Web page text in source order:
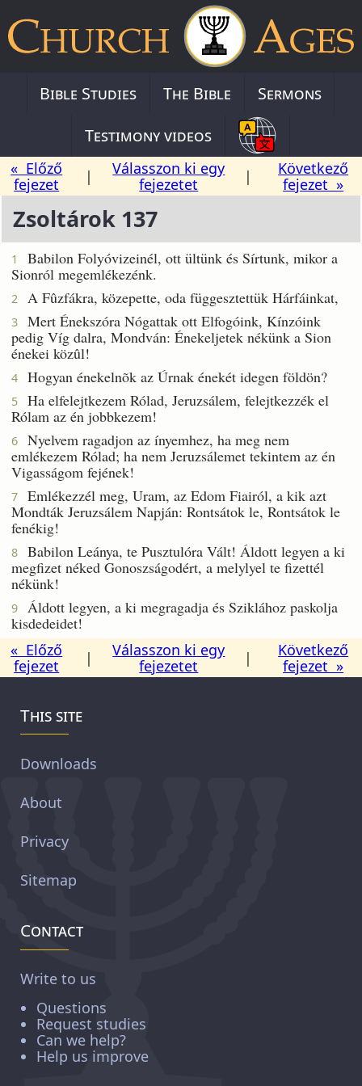
Bible Studies The Bible
Sermons
Testimony videos
« Előző
fejezet
|
Válasszon ki egy
fejezetet
|
Következő
fejezet »
Zsoltárok 137
1
Babilon Folyóvizeinél, ott ültünk és Sírtunk, mikor a
Sionról megemlékezénk.
2 A Fûzfákra, közepette, oda függesztettük Hárfáinkat,
3
Mert Énekszóra Nógattak ott Elfogóink, Kínzóink
pedig Víg dalra, Mondván: Énekeljetek nékünk a Sion
énekei közûl!
4 Hogyan énekelnõk az Úrnak énekét idegen földön?
5
Ha elfelejtkezem Rólad, Jeruzsálem, felejtkezzék el
Rólam az én jobbkezem!
6
Nyelvem ragadjon az ínyemhez, ha meg nem
emlékezem Rólad; ha nem Jeruzsálemet tekintem az én
Vigasságom fejének!
7
Emlékezzél meg, Uram, az Edom Fiairól, a kik azt
Mondták Jeruzsálem Napján: Rontsátok le, Rontsátok le
fenékig!
8
Babilon Leánya, te Pusztulóra Vált! Áldott legyen a ki
megfizet néked Gonoszságodért, a melylyel te fizettél
nékünk!
9
Áldott legyen, a ki megragadja és Sziklához paskolja
kisdedeidet!
« Előző
fejezet
|
Válasszon ki egy
fejezetet
|
Következő
fejezet »
This site
Downloads
About
Privacy
Sitemap
Contact
Write to us
Questions
Request studies
Can we help?
Help us improve